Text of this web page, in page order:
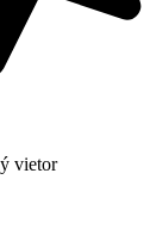
vietor